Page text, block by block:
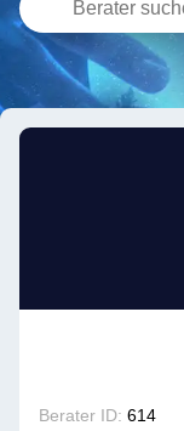
Berater ID: 614